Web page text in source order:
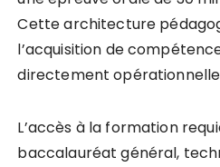
Cette architecture
l’acquisition de
directement
L’accès à la formation
baccalauréat général,